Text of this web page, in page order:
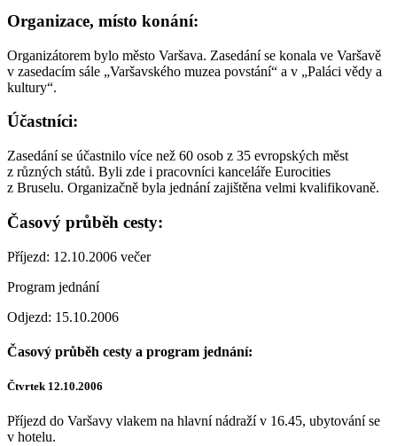
Organizace, místo konání:
Organizátorem bylo město Varšava. Zasedání se konala ve Varšavě
v zasedacím sále „Varšavského muzea povstání“ a v „Paláci vědy a
kultury“.
Účastníci:
Zasedání se účastnilo více než 60 osob z 35 evropských měst
z různých států. Byli zde i pracovníci kanceláře Eurocities
z Bruselu. Organizačně byla jednání zajištěna velmi kvalifikovaně.
Časový průběh cesty:
Příjezd: 12.10.2006 večer
Program jednání
Odjezd: 15.10.2006
Časový průběh cesty a program jednání:
Čtvrtek 12.10.2006
Příjezd do Varšavy vlakem na hlavní nádraží v 16.45, ubytování se
v hotelu.